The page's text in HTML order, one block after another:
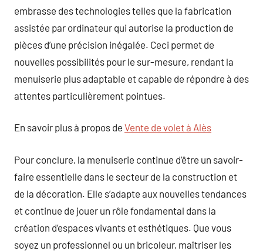
embrasse des technologies telles que la fabrication
assistée par ordinateur qui autorise la production de
pièces d’une précision inégalée. Ceci permet de
nouvelles possibilités pour le sur-mesure, rendant la
menuiserie plus adaptable et capable de répondre à des
attentes particulièrement pointues.
En savoir plus à propos de Vente de volet à Alès
Pour conclure, la menuiserie continue d’être un savoir-
faire essentielle dans le secteur de la construction et
de la décoration. Elle s’adapte aux nouvelles tendances
et continue de jouer un rôle fondamental dans la
création d’espaces vivants et esthétiques. Que vous
soyez un professionnel ou un bricoleur, maîtriser les